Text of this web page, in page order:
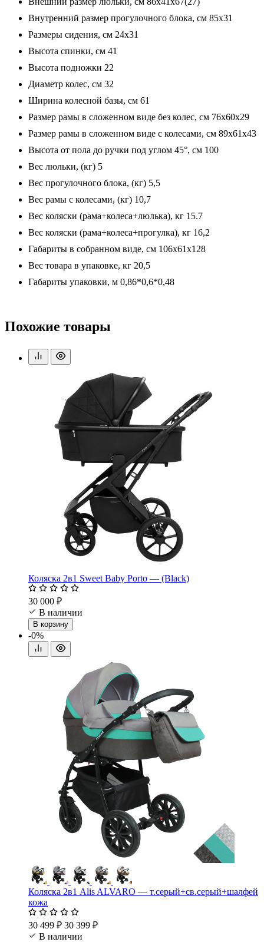
Внутренний размер прогулочного блока, см 85x31
Размеры сидения, см 24x31
Высота спинки, см 41
Высота подножки 22
Диаметр колес, см 32
Ширина колесной базы, см 61
Размер рамы в сложенном виде без колес, см 76х60х29
Размер рамы в сложенном виде с колесами, см 89х61х43
Высота от пола до ручки под углом 45°, см 100
Вес люльки, (кг) 5
Вес прогулочного блока, (кг) 5,5
Вес рамы с колесами, (кг) 10,7
Вес коляски (рама+колеса+люлька), кг 15.7
Вес коляски (рама+колеса+прогулка), кг 16,2
Габариты в собранном виде, см 106x61x128
Вес товара в упаковке, кг 20,5
Габариты упаковки, м 0,86*0,6*0,48
Похожие товары
Коляска 2в1 Sweet Baby Porto — (Black)
30 000 ₽
В наличии
В корзину
-0%
Коляска 2в1 Alis ALVARO — т.серый+св.серый+шалфей
кожа
30 499 ₽ 30 399 ₽
В наличии